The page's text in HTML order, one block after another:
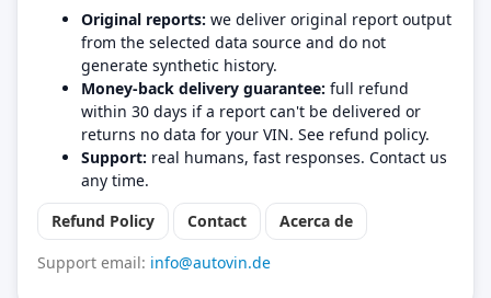
Original reports: we deliver original report output
from the selected data source and do not
generate synthetic history.
Money-back delivery guarantee: full refund
within 30 days if a report can't be delivered or
returns no data for your VIN. See refund policy.
Support: real humans, fast responses. Contact us
any time.
Refund Policy
Contact
Acerca de
Support email: info@autovin.de